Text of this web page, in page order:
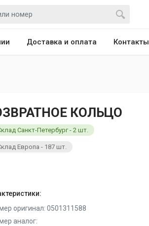
Доставка и оплата Контакты
КОЛЬЦО
Санкт-Петербург - 2 шт.
Европа - 187 шт.
оригинал: 0501311588
аналог: